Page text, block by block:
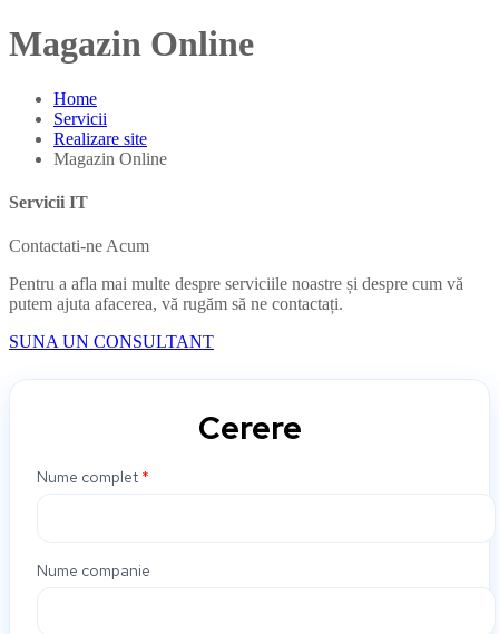
Magazin Online
Home
Servicii
Realizare site
Magazin Online
Servicii IT
Contactati-ne Acum
Pentru a afla mai multe despre serviciile noastre și despre cum vă
putem ajuta afacerea, vă rugăm să ne contactați.
SUNA UN CONSULTANT
Cerere
Nume complet *
Nume companie